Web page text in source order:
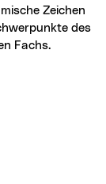
Zeichen
des
Fachs.